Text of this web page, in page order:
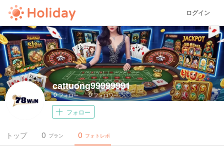
ログイン
cattuong99999991
0フォロー 0フォロワー
フォロー
トップ プラン
0 フォトレポ
0